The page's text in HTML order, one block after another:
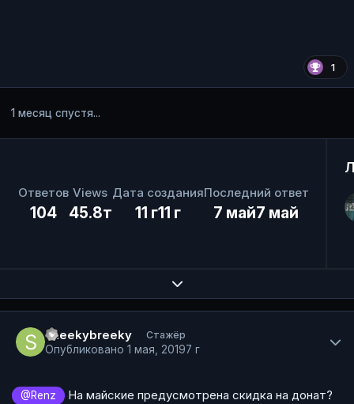
1
1 месяц спустя...
Ответов
104
Views
45.8т
Дата создания
11 г11 г
Последний ответ
7 май7 май
Expand topic overview
sneekybreeky Стажёр
Опубликовано 1 мая, 20197 г
@Renz
На майские предусмотрена скидка на донат?